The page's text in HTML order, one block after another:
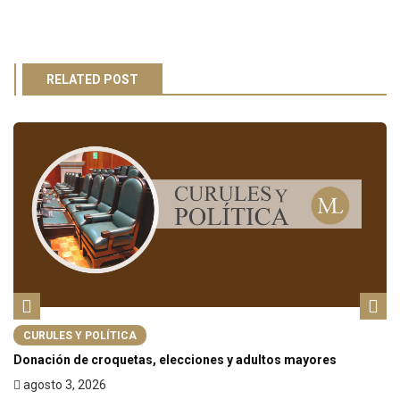
RELATED POST
CURULES Y POLÍTICA
Donación de croquetas, elecciones y adultos mayores
agosto 3, 2026